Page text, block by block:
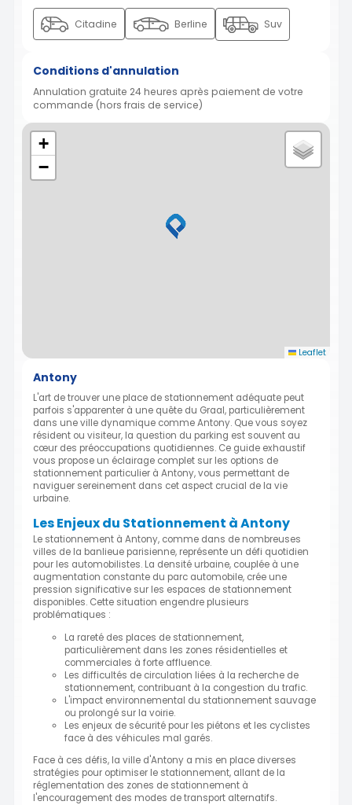
Citadine Berline Suv
Conditions d'annulation
Annulation gratuite 24 heures après paiement de votre
commande (hors frais de service)
+
−
Leaflet
Antony
L'art de trouver une place de stationnement adéquate peut
parfois s'apparenter à une quête du Graal, particulièrement
dans une ville dynamique comme Antony. Que vous soyez
résident ou visiteur, la question du parking est souvent au
cœur des préoccupations quotidiennes. Ce guide exhaustif
vous propose un éclairage complet sur les options de
stationnement particulier à Antony, vous permettant de
naviguer sereinement dans cet aspect crucial de la vie
urbaine.
Les Enjeux du Stationnement à Antony
Le stationnement à Antony, comme dans de nombreuses
villes de la banlieue parisienne, représente un défi quotidien
pour les automobilistes. La densité urbaine, couplée à une
augmentation constante du parc automobile, crée une
pression significative sur les espaces de stationnement
disponibles. Cette situation engendre plusieurs
problématiques :
La rareté des places de stationnement,
particulièrement dans les zones résidentielles et
commerciales à forte affluence.
Les difficultés de circulation liées à la recherche de
stationnement, contribuant à la congestion du trafic.
L'impact environnemental du stationnement sauvage
ou prolongé sur la voirie.
Les enjeux de sécurité pour les piétons et les cyclistes
face à des véhicules mal garés.
Face à ces défis, la ville d'Antony a mis en place diverses
stratégies pour optimiser le stationnement, allant de la
réglementation des zones de stationnement à
l'encouragement des modes de transport alternatifs.